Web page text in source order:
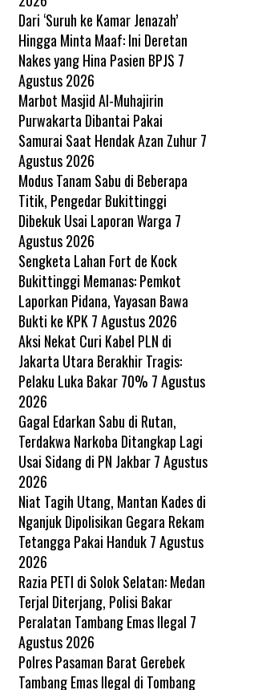
Dari ‘Suruh ke Kamar Jenazah’
Hingga Minta Maaf: Ini Deretan
Nakes yang Hina Pasien BPJS 7
Agustus 2026
Marbot Masjid Al-Muhajirin
Purwakarta Dibantai Pakai
Samurai Saat Hendak Azan Zuhur 7
Agustus 2026
Modus Tanam Sabu di Beberapa
Titik, Pengedar Bukittinggi
Dibekuk Usai Laporan Warga 7
Agustus 2026
Sengketa Lahan Fort de Kock
Bukittinggi Memanas: Pemkot
Laporkan Pidana, Yayasan Bawa
Bukti ke KPK 7 Agustus 2026
Aksi Nekat Curi Kabel PLN di
Jakarta Utara Berakhir Tragis:
Pelaku Luka Bakar 70% 7 Agustus
2026
Gagal Edarkan Sabu di Rutan,
Terdakwa Narkoba Ditangkap Lagi
Usai Sidang di PN Jakbar 7 Agustus
2026
Niat Tagih Utang, Mantan Kades di
Nganjuk Dipolisikan Gegara Rekam
Tetangga Pakai Handuk 7 Agustus
2026
Razia PETI di Solok Selatan: Medan
Terjal Diterjang, Polisi Bakar
Peralatan Tambang Emas Ilegal 7
Agustus 2026
Polres Pasaman Barat Gerebek
Tambang Emas Ilegal di Tombang